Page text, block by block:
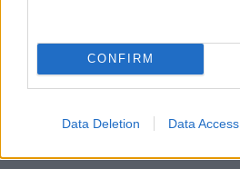
CONFIRM
Data Deletion Data Access